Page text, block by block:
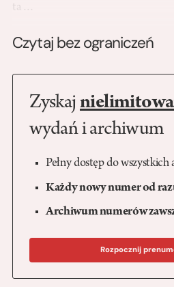
ta…
Czytaj bez ograniczeń
Zyskaj
wydań i archiwum
Pełny dostęp do wszystkich
Każdy nowy numer od
Archiwum numerów
Rozpocznij